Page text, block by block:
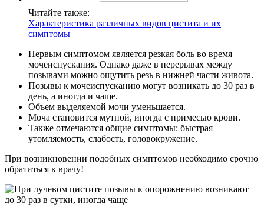
Читайте также:
Характеристика различных видов цистита и их
симптомы
Первым симптомом является резкая боль во время
мочеиспускания. Однако даже в перерывах между
позывами можно ощутить резь в нижней части живота.
Позывы к мочеиспусканию могут возникать до 30 раз в
день, а иногда и чаще.
Объем выделяемой мочи уменьшается.
Моча становится мутной, иногда с примесью крови.
Также отмечаются общие симптомы: быстрая
утомляемость, слабость, головокружение.
При возникновении подобных симптомов необходимо срочно
обратиться к врачу!